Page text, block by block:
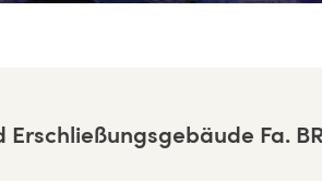
Erschließungsgebäude Fa.